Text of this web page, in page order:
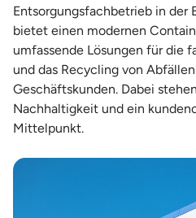
Entsorgungsfachbetrieb in der
bietet einen modernen
umfassende Lösungen für die
und das Recycling von
Geschäftskunden. Dabei
Nachhaltigkeit und ein
Mittelpunkt.